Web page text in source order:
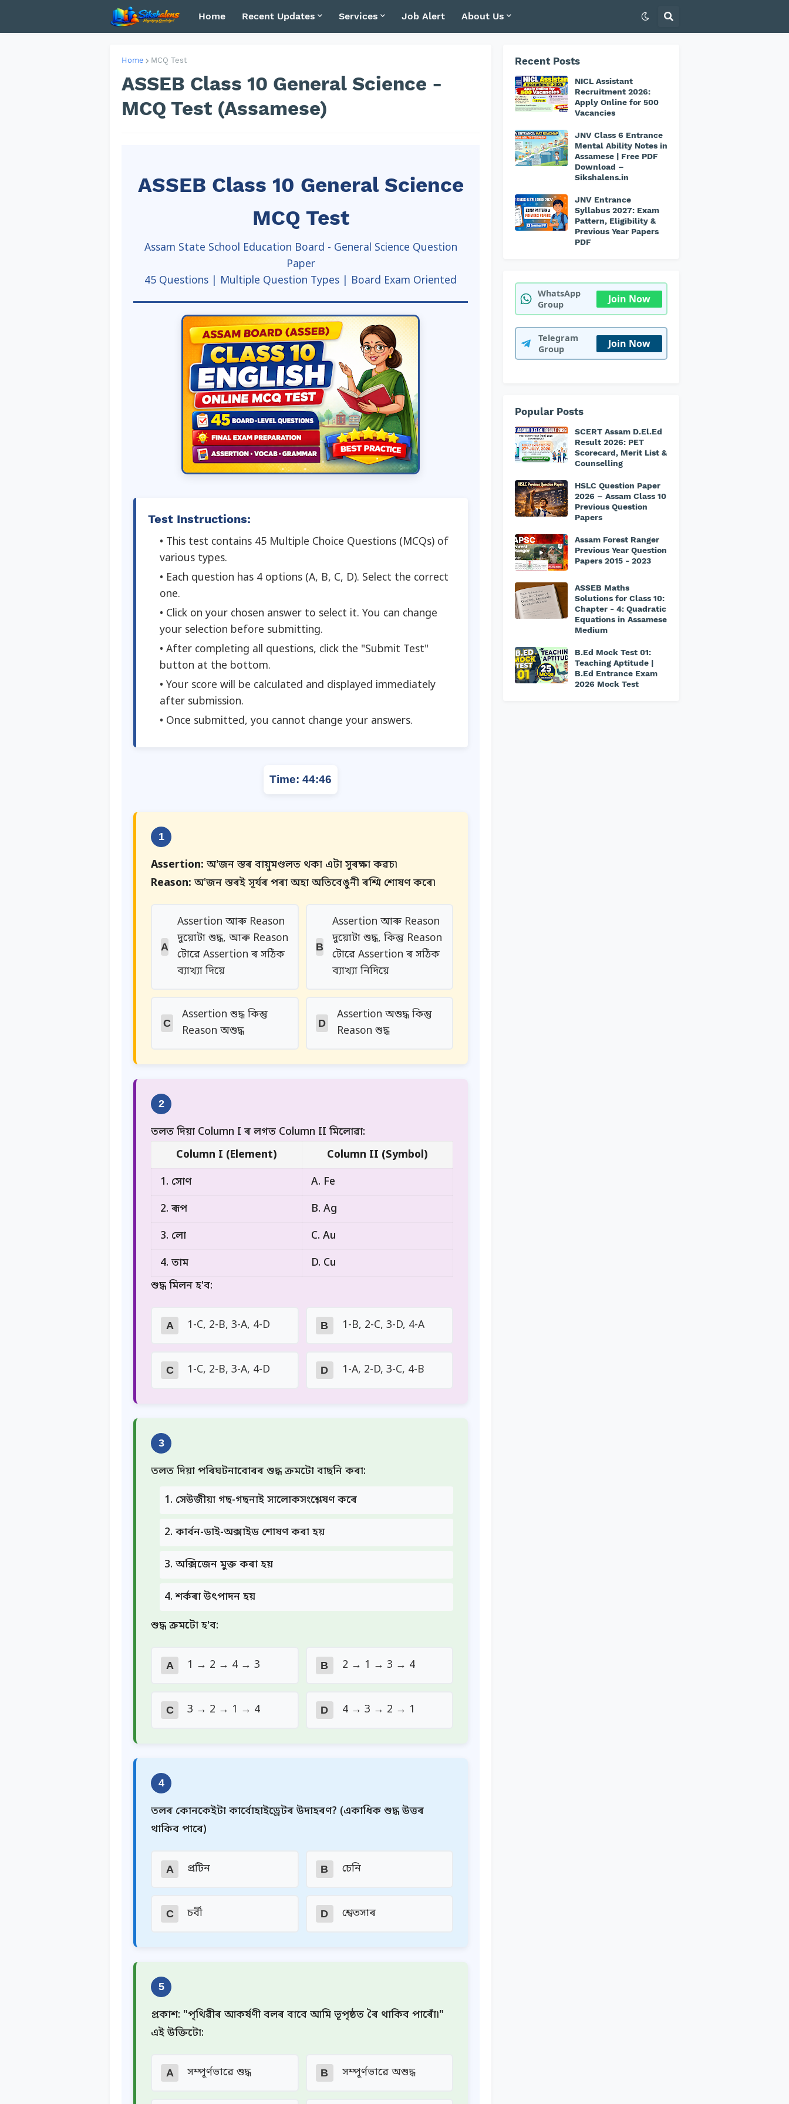
Home Recent Updates Services Job Alert About Us
Home MCQ Test
ASSEB Class 10 General Science -
MCQ Test (Assamese)
ASSEB Class 10 General Science
MCQ Test
Assam State School Education Board - General Science Question
Paper
45 Questions | Multiple Question Types | Board Exam Oriented
Test Instructions:
This test contains 45 Multiple Choice Questions (MCQs) of
various types.
Each question has 4 options (A, B, C, D). Select the correct
one.
Click on your chosen answer to select it. You can change
your selection before submitting.
After completing all questions, click the "Submit Test"
button at the bottom.
Your score will be calculated and displayed immediately
after submission.
Once submitted, you cannot change your answers.
Time: 44:45
1
Assertion: অ'জন স্তৰ বায়ুমণ্ডলত থকা এটা সুৰক্ষা কৱচ৷
Reason: অ'জন স্তৰই সূৰ্যৰ পৰা অহা অতিবেঙুনী ৰশ্মি শোষণ কৰে৷
A
Assertion আৰু Reason
দুয়োটা শুদ্ধ, আৰু Reason
টোৱে Assertion ৰ সঠিক
ব্যাখ্যা দিয়ে
B
Assertion আৰু Reason
দুয়োটা শুদ্ধ, কিন্তু Reason
টোৱে Assertion ৰ সঠিক
ব্যাখ্যা নিদিয়ে
C
Assertion শুদ্ধ কিন্তু
Reason অশুদ্ধ
D
Assertion অশুদ্ধ কিন্তু
Reason শুদ্ধ
2
তলত দিয়া Column I ৰ লগত Column II মিলোৱা:
Column I (Element)
Column II (Symbol)
1. সোণ
A. Fe
2. ৰূপ
B. Ag
3. লো
C. Au
4. তাম
D. Cu
শুদ্ধ মিলন হ'ব:
A 1-C, 2-B, 3-A, 4-D B 1-B, 2-C, 3-D, 4-A
C 1-C, 2-B, 3-A, 4-D D 1-A, 2-D, 3-C, 4-B
3
তলত দিয়া পৰিঘটনাবোৰৰ শুদ্ধ ক্ৰমটো বাছনি কৰা:
সেউজীয়া গছ-গছনাই সালোকসংশ্লেষণ কৰে
কাৰ্বন-ডাই-অক্সাইড শোষণ কৰা হয়
অক্সিজেন মুক্ত কৰা হয়
শৰ্কৰা উৎপাদন হয়
শুদ্ধ ক্ৰমটো হ'ব:
A 1 → 2 → 4 → 3 B 2 → 1 → 3 → 4
C 3 → 2 → 1 → 4 D 4 → 3 → 2 → 1
4
তলৰ কোনকেইটা কাৰ্বোহাইড্ৰেটৰ উদাহৰণ? (একাধিক শুদ্ধ উত্তৰ
থাকিব পাৰে)
A প্ৰটিন B চেনি
C চৰ্বী D শ্বেতসাৰ
5
প্ৰকাশ: "পৃথিৱীৰ আকৰ্ষণী বলৰ বাবে আমি ভূপৃষ্ঠত ৰৈ থাকিব পাৰোঁ৷"
এই উক্তিটো:
A সম্পূৰ্ণভাৱে শুদ্ধ B সম্পূৰ্ণভাৱে অশুদ্ধ
Recent Posts
NICL Assistant
Recruitment 2026:
Apply Online for 500
Vacancies
JNV Class 6 Entrance
Mental Ability Notes in
Assamese | Free PDF
Download –
Sikshalens.in
JNV Entrance
Syllabus 2027: Exam
Pattern, Eligibility &
Previous Year Papers
PDF
WhatsApp
Group
Join Now
Telegram
Group
Join Now
Popular Posts
SCERT Assam D.El.Ed
Result 2026: PET
Scorecard, Merit List &
Counselling
HSLC Question Paper
2026 – Assam Class 10
Previous Question
Papers
Assam Forest Ranger
Previous Year Question
Papers 2015 - 2023
ASSEB Maths
Solutions for Class 10:
Chapter - 4: Quadratic
Equations in Assamese
Medium
B.Ed Mock Test 01:
Teaching Aptitude |
B.Ed Entrance Exam
2026 Mock Test